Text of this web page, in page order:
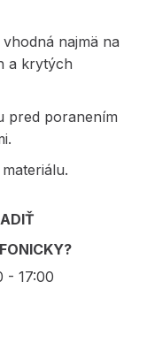
najmä na
a krytých
pred poranením
- 17:00